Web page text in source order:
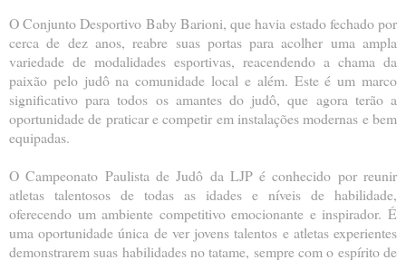
O Conjunto Desportivo Baby Barioni, que havia estado fechado por
cerca de dez anos, reabre suas portas para acolher uma ampla
variedade de modalidades esportivas, reacendendo a chama da
paixão pelo judô na comunidade local e além. Este é um marco
significativo para todos os amantes do judô, que agora terão a
oportunidade de praticar e competir em instalações modernas e bem
equipadas.
O Campeonato Paulista de Judô da LJP é conhecido por reunir
atletas talentosos de todas as idades e níveis de habilidade,
oferecendo um ambiente competitivo emocionante e inspirador. É
uma oportunidade única de ver jovens talentos e atletas experientes
demonstrarem suas habilidades no tatame, sempre com o espírito de